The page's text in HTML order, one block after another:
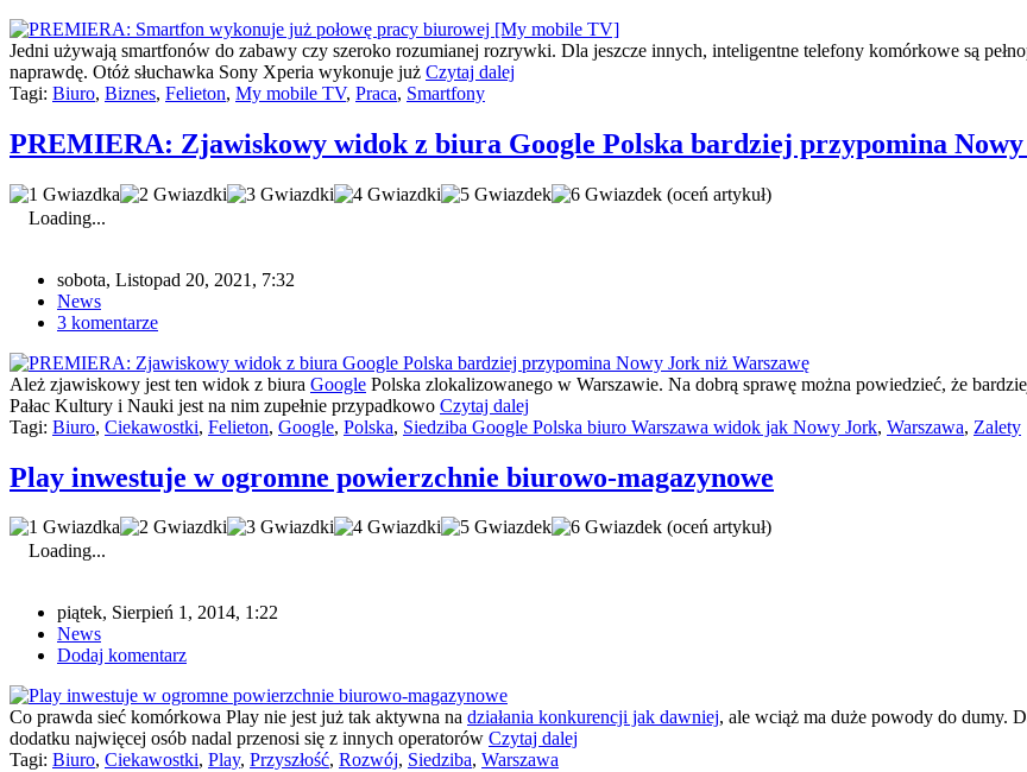
Jedni używają smartfonów do zabawy czy szeroko rozumianej rozrywki. Dla jeszcze innych, inteligentne telefony komórkowe są
naprawdę. Otóż słuchawka Sony Xperia wykonuje już Czytaj dalej
Tagi: Biuro, Biznes, Felieton, My mobile TV, Praca, Smartfony
PREMIERA: Zjawiskowy widok z biura Google Polska bardziej przypomina
(oceń artykuł)
Loading...
sobota, Listopad 20, 2021, 7:32
News
3 komentarze
Ależ zjawiskowy jest ten widok z biura Google Polska zlokalizowanego w Warszawie. Na dobrą sprawę można powiedzieć, że
Pałac Kultury i Nauki jest na nim zupełnie przypadkowo Czytaj dalej
Tagi: Biuro, Ciekawostki, Felieton, Google, Polska, Siedziba Google Polska biuro Warszawa widok jak Nowy Jork, Warszawa, Zalety
Play inwestuje w ogromne powierzchnie biurowo-magazynowe
(oceń artykuł)
Loading...
piątek, Sierpień 1, 2014, 1:22
News
Dodaj komentarz
Co prawda sieć komórkowa Play nie jest już tak aktywna na działania konkurencji jak dawniej, ale wciąż ma duże powody do dumy.
dodatku najwięcej osób nadal przenosi się z innych operatorów Czytaj dalej
Tagi: Biuro, Ciekawostki, Play, Przyszłość, Rozwój, Siedziba, Warszawa